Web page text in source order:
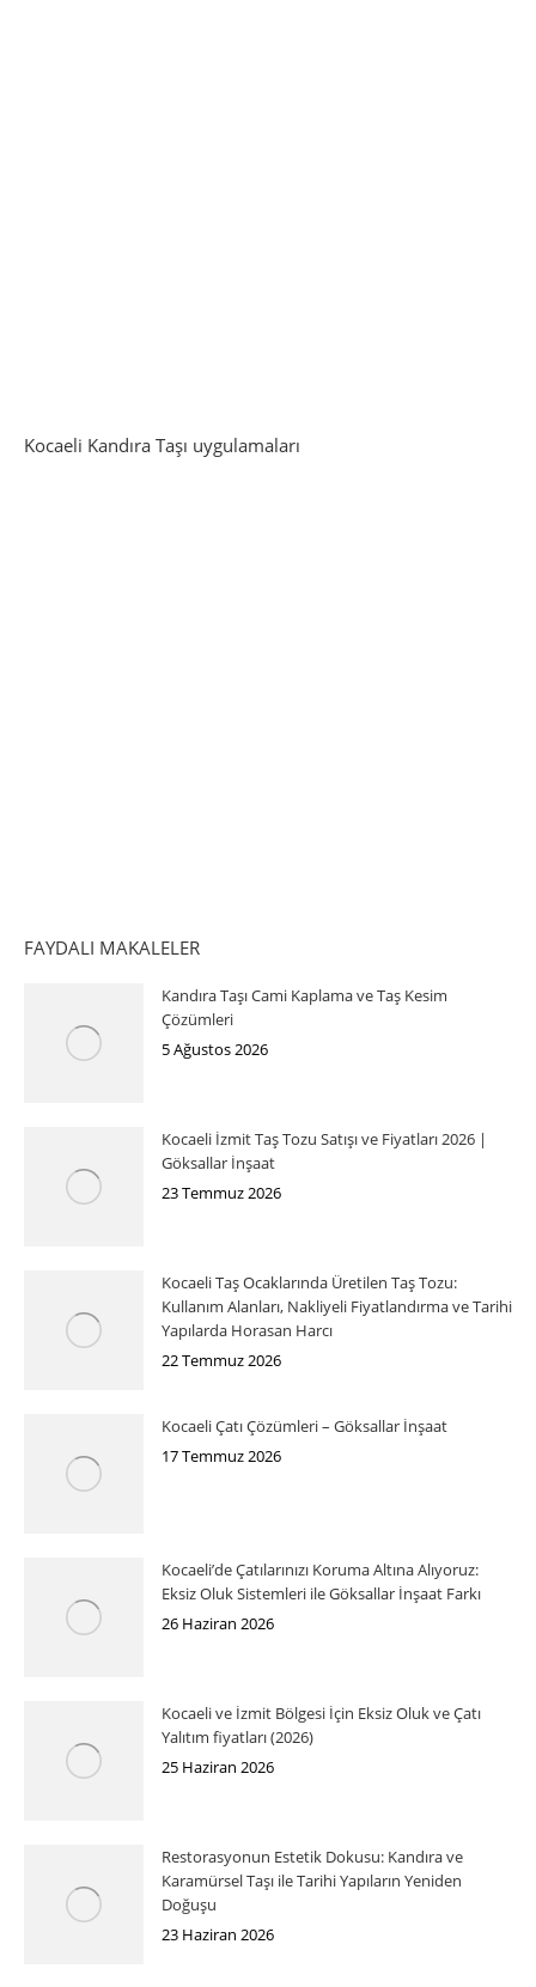
Kocaeli Kandıra Taşı uygulamaları
FAYDALI MAKALELER
Kandıra Taşı Cami Kaplama ve Taş Kesim
Çözümleri
5 Ağustos 2026
Kocaeli İzmit Taş Tozu Satışı ve Fiyatları 2026 |
Göksallar İnşaat
23 Temmuz 2026
Kocaeli Taş Ocaklarında Üretilen Taş Tozu:
Kullanım Alanları, Nakliyeli Fiyatlandırma ve Tarihi
Yapılarda Horasan Harcı
22 Temmuz 2026
Kocaeli Çatı Çözümleri – Göksallar İnşaat
17 Temmuz 2026
Kocaeli’de Çatılarınızı Koruma Altına Alıyoruz:
Eksiz Oluk Sistemleri ile Göksallar İnşaat Farkı
26 Haziran 2026
Kocaeli ve İzmit Bölgesi İçin Eksiz Oluk ve Çatı
Yalıtım fiyatları (2026)
25 Haziran 2026
Restorasyonun Estetik Dokusu: Kandıra ve
Karamürsel Taşı ile Tarihi Yapıların Yeniden
Doğuşu
23 Haziran 2026